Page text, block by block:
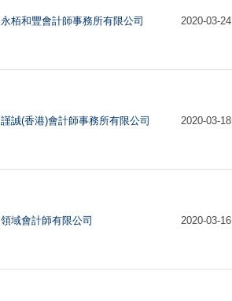
永栢和豐會計師事務所有限公司 2020-03-24
謹誠(香港)會計師事務所有限公司 2020-03-18
領域會計師有限公司 2020-03-16